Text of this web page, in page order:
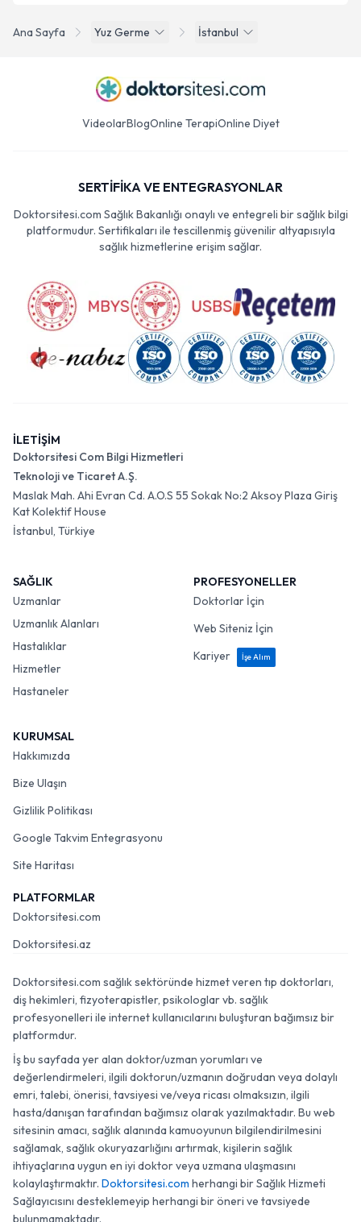
Ana Sayfa Yuz Germe İstanbul
VideolarBlogOnline TerapiOnline Diyet
SERTİFİKA VE ENTEGRASYONLAR
Doktorsitesi.com Sağlık Bakanlığı onaylı ve entegreli bir sağlık bilgi
platformudur. Sertifikaları ile tescillenmiş güvenilir altyapısıyla
sağlık hizmetlerine erişim sağlar.
İLETİŞİM
Doktorsitesi Com Bilgi Hizmetleri
Teknoloji ve Ticaret A.Ş.
Maslak Mah. Ahi Evran Cd. A.O.S 55 Sokak No:2 Aksoy Plaza Giriş
Kat Kolektif House
İstanbul, Türkiye
SAĞLIK
Uzmanlar
Uzmanlık Alanları
Hastalıklar
Hizmetler
Hastaneler
PROFESYONELLER
Doktorlar İçin
Web Siteniz İçin
Kariyer
İşe Alım
KURUMSAL
Hakkımızda
Bize Ulaşın
Gizlilik Politikası
Google Takvim Entegrasyonu
Site Haritası
PLATFORMLAR
Doktorsitesi.com
Doktorsitesi.az
Doktorsitesi.com sağlık sektöründe hizmet veren tıp doktorları,
diş hekimleri, fizyoterapistler, psikologlar vb. sağlık
profesyonelleri ile internet kullanıcılarını buluşturan bağımsız bir
platformdur.
İş bu sayfada yer alan doktor/uzman yorumları ve
değerlendirmeleri, ilgili doktorun/uzmanın doğrudan veya dolaylı
emri, talebi, önerisi, tavsiyesi ve/veya ricası olmaksızın, ilgili
hasta/danışan tarafından bağımsız olarak yazılmaktadır. Bu web
sitesinin amacı, sağlık alanında kamuoyunun bilgilendirilmesini
sağlamak, sağlık okuryazarlığını artırmak, kişilerin sağlık
ihtiyaçlarına uygun en iyi doktor veya uzmana ulaşmasını
kolaylaştırmaktır. Doktorsitesi.com herhangi bir Sağlık Hizmeti
Sağlayıcısını desteklemeyip herhangi bir öneri ve tavsiyede
bulunmamaktadır.